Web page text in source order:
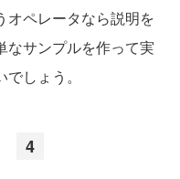
オペレータなら説明を
なサンプルを作って実
しょう。
4